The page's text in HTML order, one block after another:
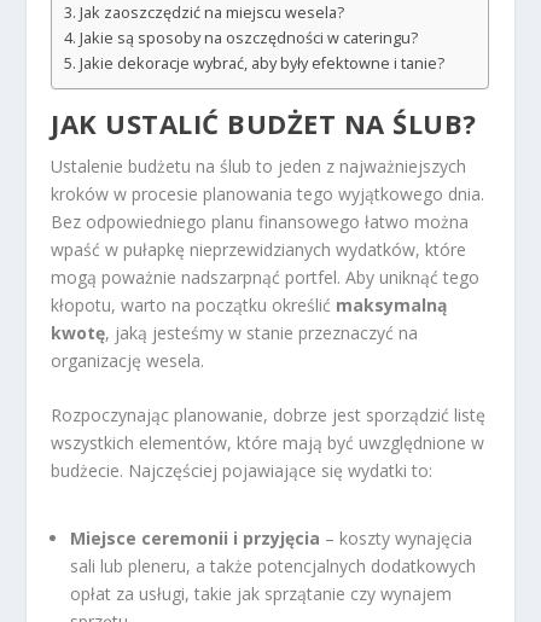
Jak zaoszczędzić na miejscu wesela?
Jakie są sposoby na oszczędności w cateringu?
Jakie dekoracje wybrać, aby były efektowne i tanie?
JAK USTALIĆ BUDŻET NA ŚLUB?
Ustalenie budżetu na ślub to jeden z najważniejszych
kroków w procesie planowania tego wyjątkowego dnia.
Bez odpowiedniego planu finansowego łatwo można
wpaść w pułapkę nieprzewidzianych wydatków, które
mogą poważnie nadszarpnąć portfel. Aby uniknąć tego
kłopotu, warto na początku określić maksymalną
kwotę, jaką jesteśmy w stanie przeznaczyć na
organizację wesela.
Rozpoczynając planowanie, dobrze jest sporządzić listę
wszystkich elementów, które mają być uwzględnione w
budżecie. Najczęściej pojawiające się wydatki to:
Miejsce ceremonii i przyjęcia – koszty wynajęcia
sali lub pleneru, a także potencjalnych dodatkowych
opłat za usługi, takie jak sprzątanie czy wynajem